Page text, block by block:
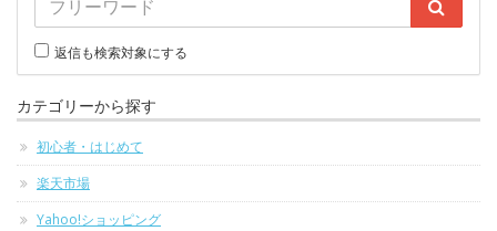
返信も検索対象にする
カテゴリーから探す
初心者・はじめて
楽天市場
Yahoo!ショッピング